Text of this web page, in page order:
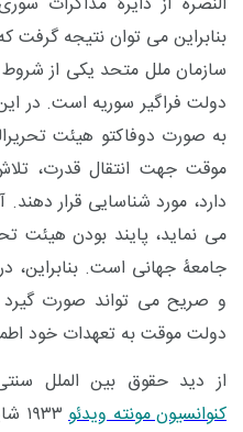
بنابراین می توان نتیجه گرفت
سازمان ملل متحد یکی از
دولت فراگیر سوریه است. در
به صورت دوفاکتو هیئت
موقت جهت انتقال قدرت،
دارد، مورد شناسایی قرار
می نماید، پایند بودن هیئت
جامعۀ جهانی است.
و صریح می تواند صورت گیرد
دولت موقت به تعهدات خود
از دید حقوق بین الملل
کنوانسیون مونته ویدئو